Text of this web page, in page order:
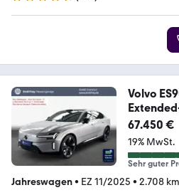
Volvo
B&W
67.450 €
19% MwSt.
Sehr guter
Jahreswagen• EZ 11/2025 • 2.708 km